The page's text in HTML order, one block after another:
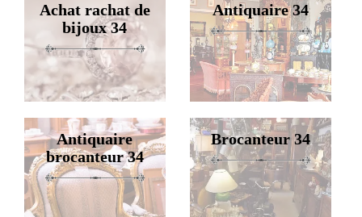
Achat rachat de
bijoux 34
Antiquaire 34
Antiquaire
brocanteur 34
Brocanteur 34